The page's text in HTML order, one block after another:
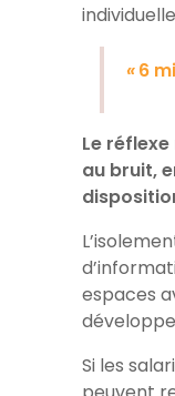
«6 m
Le
au bruit,
espaces
Si les